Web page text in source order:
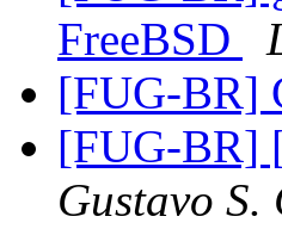
FreeBSD
[FUG-BR]
[FUG-BR]
Gustavo S.